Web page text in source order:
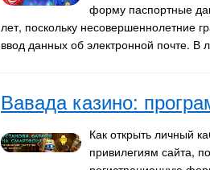
форму паспортные
лет, поскольку несовершеннолетние
ввод данных об электронной почте.
Вавада казино:
Как открыть личный
привилегиям сайта,